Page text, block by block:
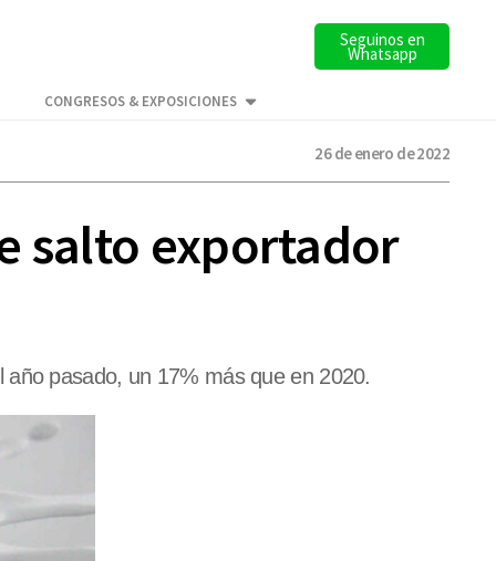
Seguinos en
Whatsapp
CONGRESOS & EXPOSICIONES
26 de enero de 2022
salto exportador
pasado, un 17% más que en 2020.